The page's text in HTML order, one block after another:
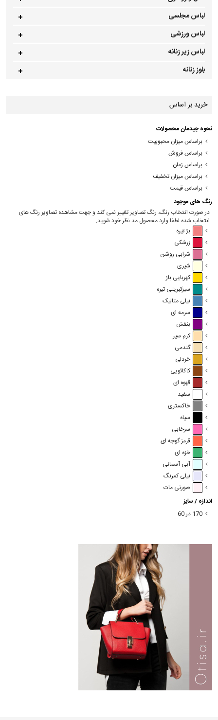
لباس مجلسی
لباس ورزشی
لباس زیر زنانه
بلوز زنانه
خرید بر اساس
نحوه چیدمان محصولات
براساس میزان محبوبیت
براساس فروش
براساس زمان
براساس میزان تخفیف
براساس قیمت
رنگ های موجود
در صورت انتخاب رنگ، رنگ تصاویر تغییر نمی کند و جهت مشاهده تصاویر رنگ های
انتخاب شده لطفا وارد محصول مد نظر خود شوید.
بژ تیره
زرشکی
شرابی روشن
شیری
کهربایی باز
سبزکبریتی تیره
نیلی متالیک
سرمه ای
بنفش
کرم سیر
گندمی
خردلی
کاکائویی
قهوه ای
سفید
خاکستری
سیاه
سرخابی
قرمز گوجه ای
خزه ای
آبی آسمانی
نیلی کمرنگ
صورتی مات
اندازه / سایز
170 در 60